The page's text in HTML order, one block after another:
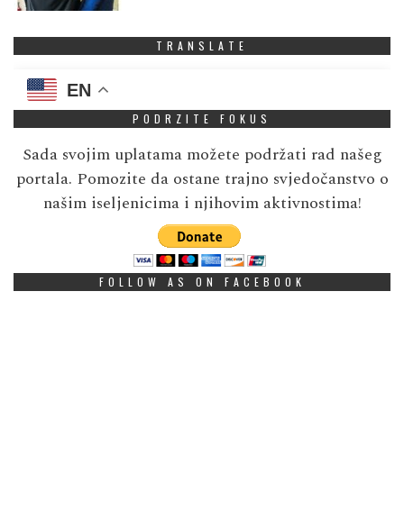
TRANSLATE
EN
PODRZITE FOKUS
Sada svojim uplatama možete podržati rad našeg
portala. Pomozite da ostane trajno svjedočanstvo o
našim iseljenicima i njihovim aktivnostima!
FOLLOW AS ON FACEBOOK